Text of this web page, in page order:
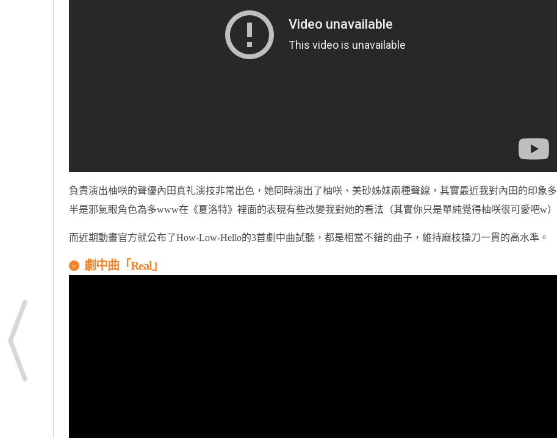
負責演出柚咲的聲優內田真礼演技非常出色，她同時演出了柚咲、美砂姊妹兩種聲線，其實最近我對內田的印象多
半是邪氣眼角色為多www在《夏洛特》裡面的表現有些改變我對她的看法（其實你只是單純覺得柚咲很可愛吧w）
而近期動畫官方就公布了How-Low-Hello的3首劇中曲試聽，都是相當不錯的曲子，維持麻枝操刀一貫的高水準。
劇中曲「Real」